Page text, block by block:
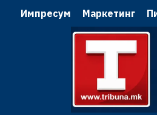
Импресум Маркетинг